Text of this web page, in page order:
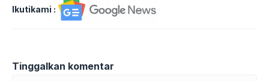
Ikutikami :
Tinggalkan komentar